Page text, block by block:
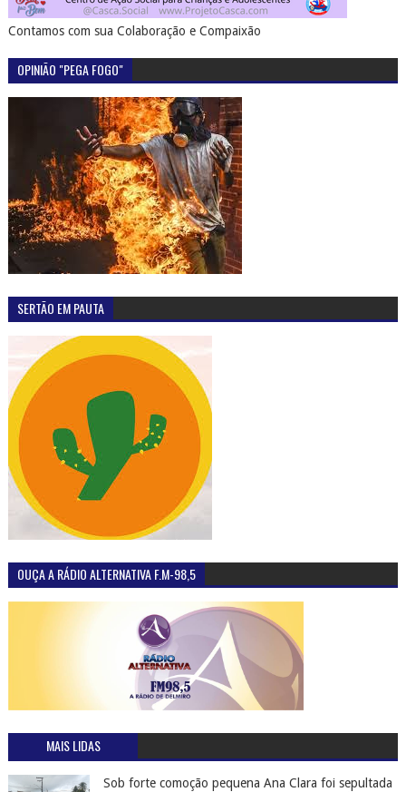
Contamos com sua Colaboração e Compaixão
OPINIÃO "PEGA FOGO"
SERTÃO EM PAUTA
OUÇA A RÁDIO ALTERNATIVA F.M-98,5
MAIS LIDAS
Sob forte comoção pequena Ana Clara foi sepultada